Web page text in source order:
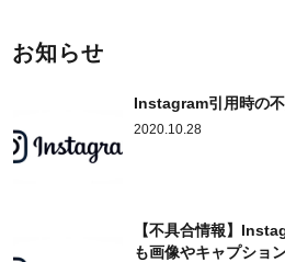
お知らせ
Instagram引用時の不
2020.10.28
【不具合情報】
も画像やキャプショ